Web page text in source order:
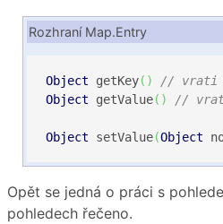
Rozhraní Map.Entry
Object getKey( )
// vrati
Object getValue( ) //
Object setValue(Object
Opět se jedná o práci s
pohledech řečeno.